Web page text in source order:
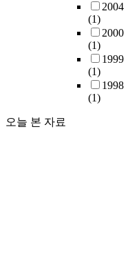
2004
(1)
2000
(1)
1999
(1)
1998
(1)
오늘 본 자료